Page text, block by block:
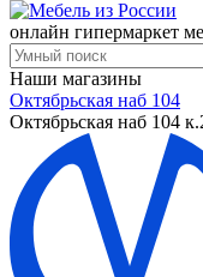
онлайн гипермаркет
Наши магазины
Октябрьская наб 104
Октябрьская наб 104